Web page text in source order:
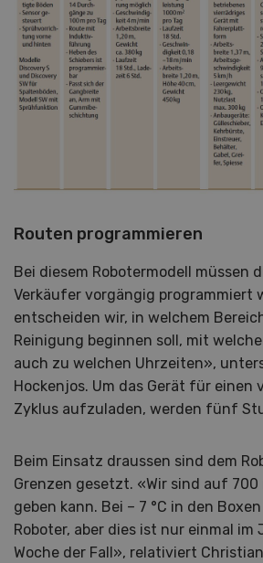
Routen programmieren
Bei diesem Robotermodell müssen
Verkäufer vorgängig programmiert
entscheiden wir, in welchem
Reinigung beginnen soll, mit
auch zu welchen Uhrzeiten»,
Hockenjos. Um das Gerät für einen
Zyklus aufzuladen, werden fünf
Beim Einsatz draussen sind dem
Grenzen gesetzt. «Wir sind auf 700
geben kann. Bei – 7 °C in den
Roboter, aber dies ist nur einmal
Woche der Fall», relativiert